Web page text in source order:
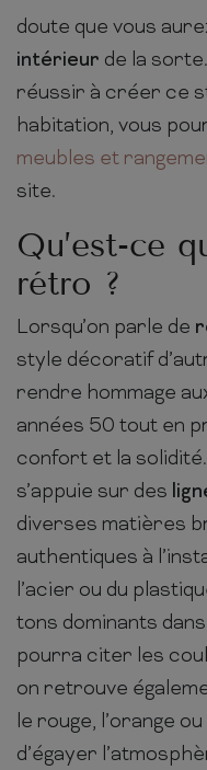
doute que vous
intérieur de la
réussir à créer ce
habitation, vous
meubles et
site.
Qu’est-ce
rétro ?
Lorsqu’on parle de
style décoratif
rendre hommage
années 50 tout en
confort et la
s’appuie sur des
diverses matières
authentiques à
l’acier ou du
tons dominants
pourra citer les
on retrouve
le rouge, l’orange
d’égayer